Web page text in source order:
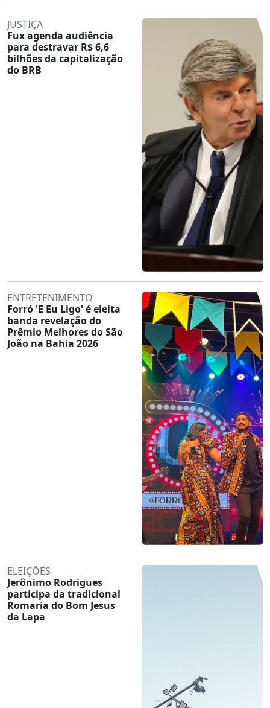
JUSTIÇA
Fux agenda audiência
para destravar R$ 6,6
bilhões da capitalização
do BRB
ENTRETENIMENTO
Forró 'E Eu Ligo' é eleita
banda revelação do
Prêmio Melhores do São
João na Bahia 2026
ELEIÇÕES
Jerônimo Rodrigues
participa da tradicional
Romaria do Bom Jesus
da Lapa